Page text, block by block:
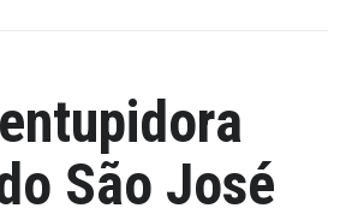
São José